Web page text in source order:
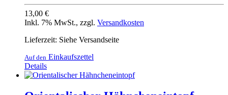
13,00 €
Inkl. 7% MwSt., zzgl. Versandkosten
Lieferzeit: Siehe Versandseite
Auf den Einkaufszettel
Details